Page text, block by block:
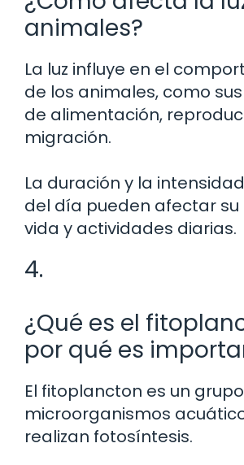
animales?
La luz influye en el
de los animales, como
de alimentación,
migración.
La duración y la
del día pueden afectar su
vida y actividades diarias.
4.
¿Qué es el
por qué es
El fitoplancton es un
microorganismos
realizan fotosíntesis.